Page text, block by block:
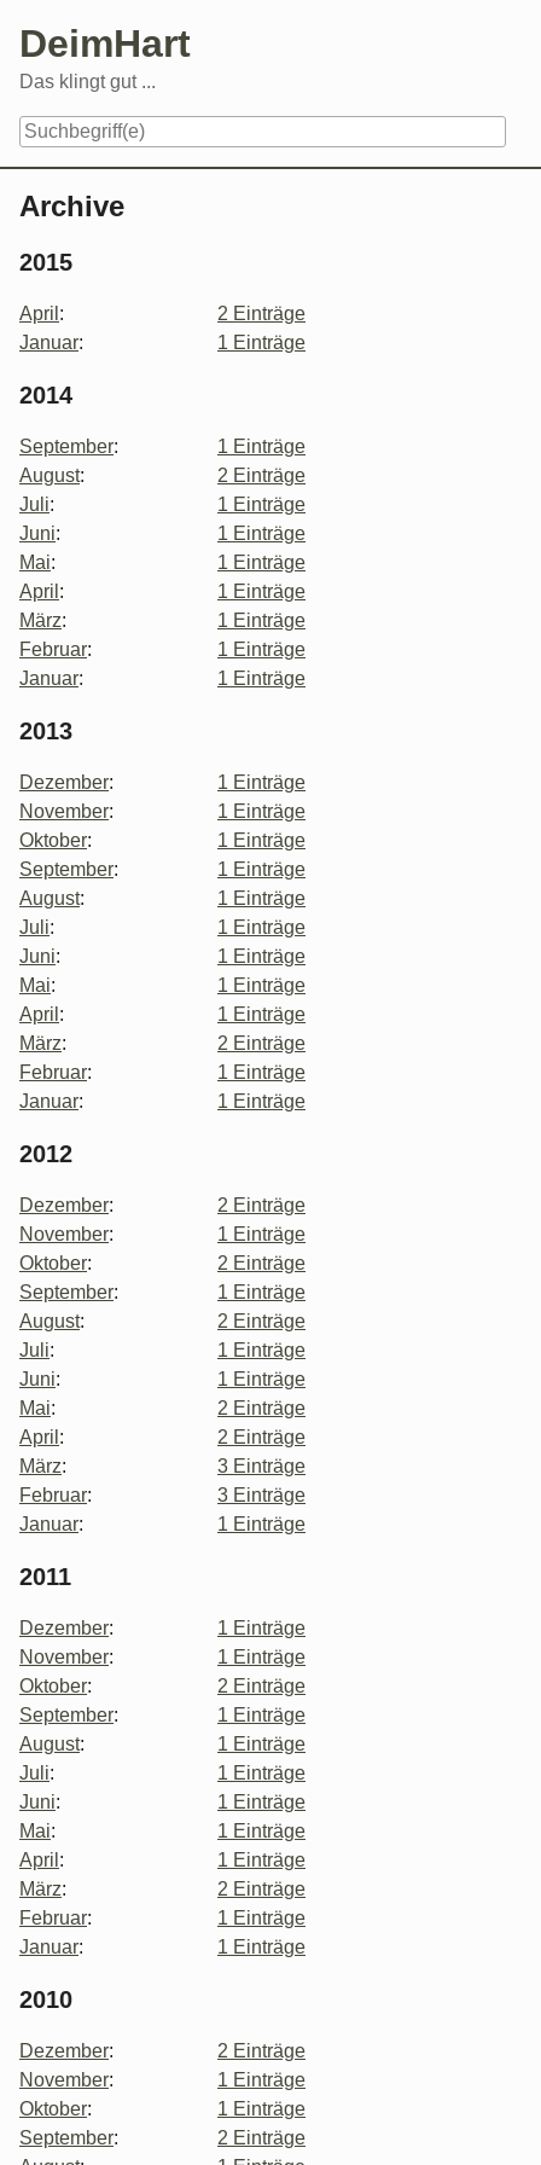
content
DeimHart
Das klingt gut ...
Archive
2015
April :
2 Einträge
Januar: 1 Einträge
2014
September:
1 Einträge
August:
2 Einträge
Juli:
1 Einträge
Juni:
1 Einträge
Mai:
1 Einträge
April :
1 Einträge
März:
1 Einträge
Februar:
1 Einträge
Januar: 1 Einträge
2013
Dezember:
1 Einträge
November:
1 Einträge
Oktober:
1 Einträge
September:
1 Einträge
August:
1 Einträge
Juli:
1 Einträge
Juni:
1 Einträge
Mai:
1 Einträge
April :
1 Einträge
März:
2 Einträge
Februar:
1 Einträge
Januar: 1 Einträge
2012
Dezember:
2 Einträge
November:
1 Einträge
Oktober:
2 Einträge
September:
1 Einträge
August:
2 Einträge
Juli:
1 Einträge
Juni:
1 Einträge
Mai:
2 Einträge
April :
2 Einträge
März:
3 Einträge
Februar:
3 Einträge
Januar: 1 Einträge
2011
Dezember:
1 Einträge
November:
1 Einträge
Oktober:
2 Einträge
September:
1 Einträge
August:
1 Einträge
Juli:
1 Einträge
Juni:
1 Einträge
Mai:
1 Einträge
April :
1 Einträge
März:
2 Einträge
Februar:
1 Einträge
Januar: 1 Einträge
2010
Dezember:
2 Einträge
November:
1 Einträge
Oktober:
1 Einträge
September:
2 Einträge